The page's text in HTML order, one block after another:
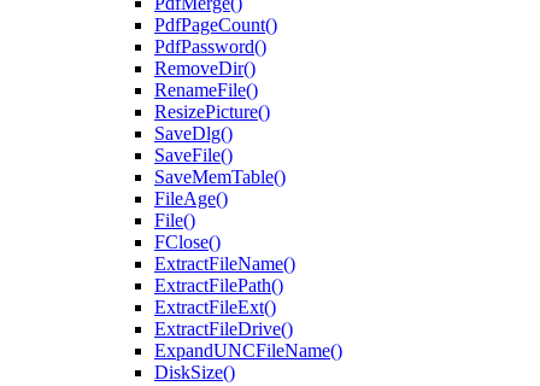
PdfPageCount()
PdfPassword()
RemoveDir()
RenameFile()
ResizePicture()
SaveDlg()
SaveFile()
SaveMemTable()
FileAge()
File()
FClose()
ExtractFileName()
ExtractFilePath()
ExtractFileExt()
ExtractFileDrive()
ExpandUNCFileName()
DiskSize()